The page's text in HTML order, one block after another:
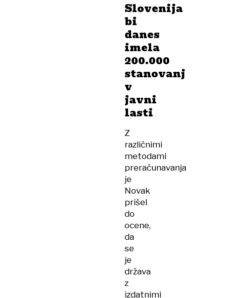
Slovenija
bi
danes
imela
200.000
stanovanj
v
javni
lasti
Z
različnimi
metodami
preračunavanja
je
Novak
prišel
do
ocene,
da
se
je
država
z
izdatnimi